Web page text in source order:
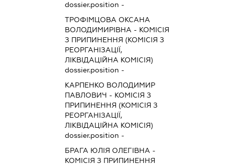
dossier.position -
ТРОФІМЦОВА ОКСАНА
ВОЛОДИМИРІВНА - КОМІСІЯ
З ПРИПИНЕННЯ (КОМІСІЯ З
РЕОРГАНІЗАЦІЇ,
ЛІКВІДАЦІЙНА КОМІСІЯ)
dossier.position -
КАРПЕНКО ВОЛОДИМИР
ПАВЛОВИЧ - КОМІСІЯ З
ПРИПИНЕННЯ (КОМІСІЯ З
РЕОРГАНІЗАЦІЇ,
ЛІКВІДАЦІЙНА КОМІСІЯ)
dossier.position -
БРАГА ЮЛІЯ ОЛЕГІВНА -
КОМІСІЯ З ПРИПИНЕННЯ